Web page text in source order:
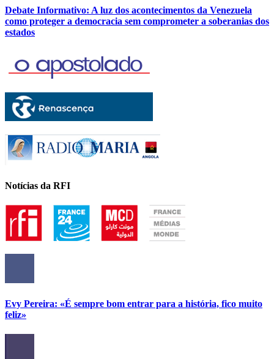
Debate Informativo: A luz dos acontecimentos da Venezuela
como proteger a democracia sem comprometer a soberanias dos
estados
Notícias da RFI
Evy Pereira: «É sempre bom entrar para a história, fico muito
feliz»